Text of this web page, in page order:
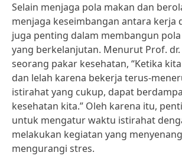
Selain menjaga pola makan dan
menjaga keseimbangan antara kerja
juga penting dalam membangun
yang berkelanjutan. Menurut Prof.
seorang pakar kesehatan, “Ketika
dan lelah karena bekerja terus-
istirahat yang cukup, dapat
kesehatan kita.” Oleh karena itu,
untuk mengatur waktu istirahat
melakukan kegiatan yang
mengurangi stres.